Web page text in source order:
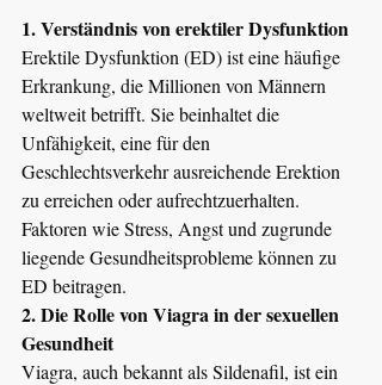
1. Verständnis von erektiler Dysfunktion
Erektile Dysfunktion (ED) ist eine häufige
Erkrankung, die Millionen von Männern
weltweit betrifft. Sie beinhaltet die
Unfähigkeit, eine für den
Geschlechtsverkehr ausreichende Erektion
zu erreichen oder aufrechtzuerhalten.
Faktoren wie Stress, Angst und zugrunde
liegende Gesundheitsprobleme können zu
ED beitragen.
2. Die Rolle von Viagra in der sexuellen
Gesundheit
Viagra, auch bekannt als Sildenafil, ist ein